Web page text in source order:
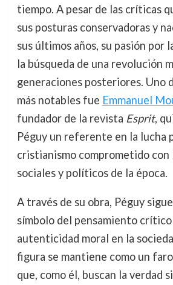
tiempo. A pesar de las críticas
sus posturas conservadoras y
sus últimos años, su pasión por
la búsqueda de una revolución
generaciones posteriores. Uno
más notables fue Emmanuel
fundador de la revista Esprit,
Péguy un referente en la lucha
cristianismo comprometido con
sociales y políticos de la época.
A través de su obra, Péguy
símbolo del pensamiento crítico
autenticidad moral en la
figura se mantiene como un
que, como él, buscan la verdad